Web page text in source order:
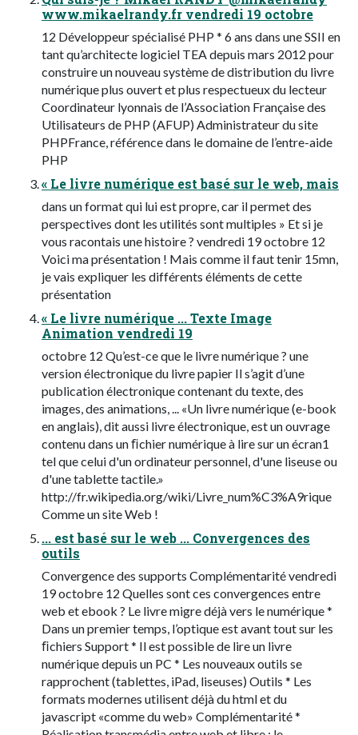
www.mikaelrandy.fr vendredi 19 octobre
12 Développeur spécialisé PHP * 6 ans dans une SSII en
tant qu’architecte logiciel TEA depuis mars 2012 pour
construire un nouveau système de distribution du livre
numérique plus ouvert et plus respectueux du lecteur
Coordinateur lyonnais de l’Association Française des
Utilisateurs de PHP (AFUP) Administrateur du site
PHPFrance, référence dans le domaine de l’entre-aide
PHP
« Le livre numérique est basé sur le web, mais
dans un format qui lui est propre, car il permet des
perspectives dont les utilités sont multiples » Et si je
vous racontais une histoire ? vendredi 19 octobre 12
Voici ma présentation ! Mais comme il faut tenir 15mn,
je vais expliquer les différents éléments de cette
présentation
« Le livre numérique ... Texte Image
Animation vendredi 19
octobre 12 Qu’est-ce que le livre numérique ? une
version électronique du livre papier Il s’agit d’une
publication électronique contenant du texte, des
images, des animations, ... «Un livre numérique (e-book
en anglais), dit aussi livre électronique, est un ouvrage
contenu dans un ﬁchier numérique à lire sur un écran1
tel que celui d'un ordinateur personnel, d'une liseuse ou
d'une tablette tactile.»
http://fr.wikipedia.org/wiki/Livre_num%C3%A9rique
Comme un site Web !
... est basé sur le web ... Convergences des
outils
Convergence des supports Complémentarité vendredi
19 octobre 12 Quelles sont ces convergences entre
web et ebook ? Le livre migre déjà vers le numérique *
Dans un premier temps, l’optique est avant tout sur les
ﬁchiers Support * Il est possible de lire un livre
numérique depuis un PC * Les nouveaux outils se
rapprochent (tablettes, iPad, liseuses) Outils * Les
formats modernes utilisent déjà du html et du
javascript «comme du web» Complémentarité *